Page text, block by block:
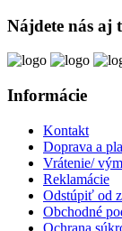
Nájdete nás aj
Informácie
Kontakt
Doprava a
Vrátenie/
Reklamácie
Odstúpiť od
Obchodné
Ochrana